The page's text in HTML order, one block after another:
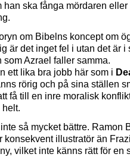
han ska fånga mördaren eller
om Bibelns koncept om
är det inget fel i utan det är i
Azrael faller samma.
ett lika bra jobb här som i
rörig och på sina ställen
få till en inre moralisk
så mycket bättre. Ramon
konsekvent illustratör än
vilket inte känns rätt för en